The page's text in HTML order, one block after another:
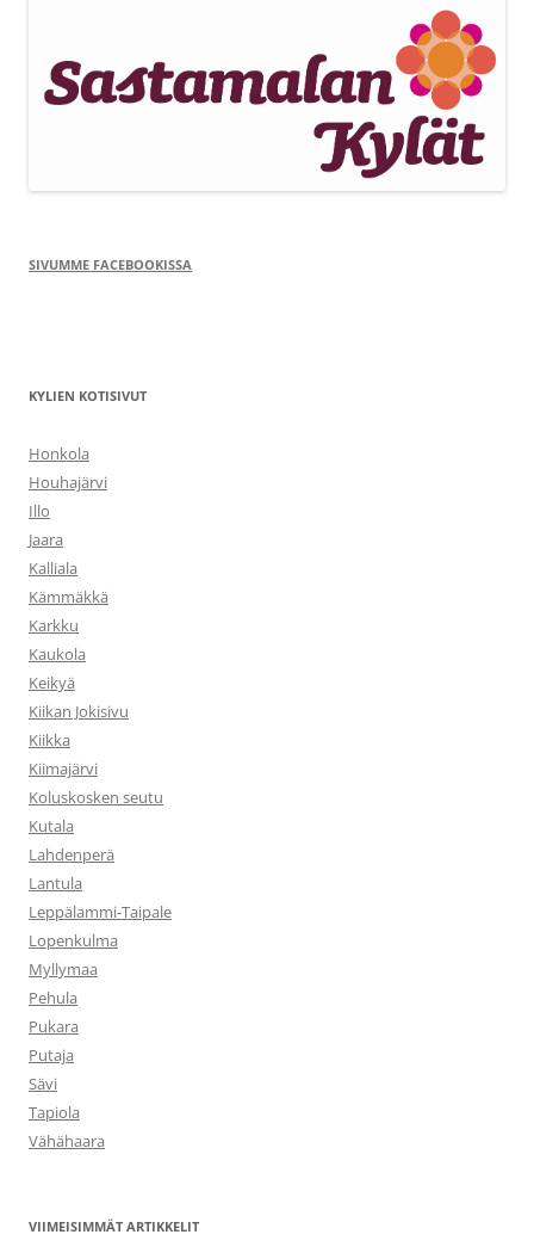
SIVUMME FACEBOOKISSA
KYLIEN KOTISIVUT
Honkola
Houhajärvi
Illo
Jaara
Kalliala
Kämmäkkä
Karkku
Kaukola
Keikyä
Kiikan Jokisivu
Kiikka
Kiimajärvi
Koluskosken seutu
Kutala
Lahdenperä
Lantula
Leppälammi-Taipale
Lopenkulma
Myllymaa
Pehula
Pukara
Putaja
Sävi
Tapiola
Vähähaara
VIIMEISIMMÄT ARTIKKELIT